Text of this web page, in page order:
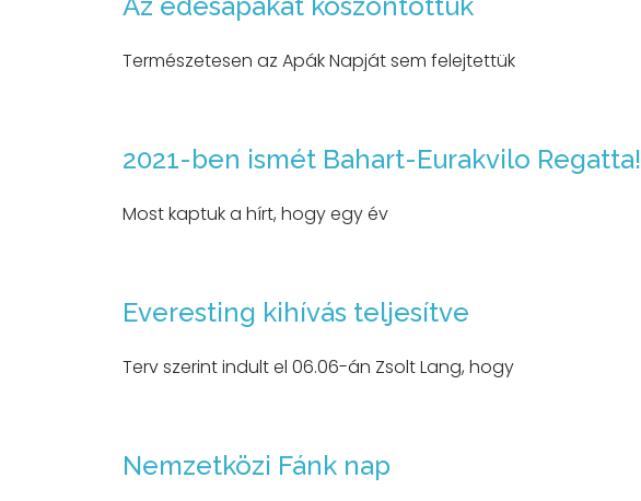
Természetesen az Apák Napját sem felejtettük
2021-ben ismét Bahart-Eurakvilo Regatta!
Most kaptuk a hírt, hogy egy év
Everesting kihívás teljesítve
Terv szerint indult el 06.06-án Zsolt Lang, hogy
Nemzetközi Fánk nap